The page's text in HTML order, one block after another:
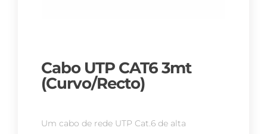
Cabo UTP CAT6 3mt
(Curvo/Recto)
Um cabo de rede UTP Cat.6 de alta